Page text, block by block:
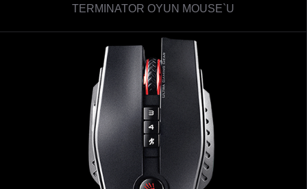
TERMINATOR OYUN MOUSE`U